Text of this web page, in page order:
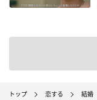
トップ 恋する 結婚